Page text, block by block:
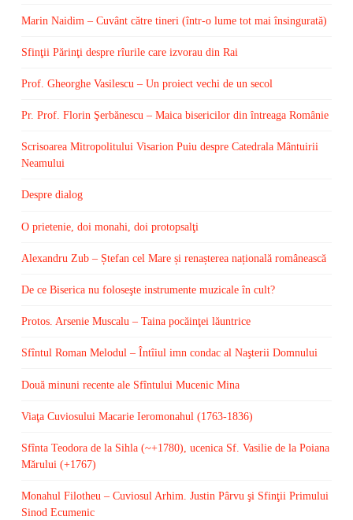
Marin Naidim – Cuvânt către tineri (într-o lume tot mai însingurată)
Sfinţii Părinţi despre rîurile care izvorau din Rai
Prof. Gheorghe Vasilescu – Un proiect vechi de un secol
Pr. Prof. Florin Şerbănescu – Maica bisericilor din întreaga Românie
Scrisoarea Mitropolitului Visarion Puiu despre Catedrala Mântuirii
Neamului
Despre dialog
O prietenie, doi monahi, doi protopsalţi
Alexandru Zub – Ștefan cel Mare și renașterea națională românească
De ce Biserica nu foloseşte instrumente muzicale în cult?
Protos. Arsenie Muscalu – Taina pocăinţei lăuntrice
Sfîntul Roman Melodul – Întîiul imn condac al Naşterii Domnului
Două minuni recente ale Sfîntului Mucenic Mina
Viaţa Cuviosului Macarie Ieromonahul (1763-1836)
Sfînta Teodora de la Sihla (~+1780), ucenica Sf. Vasilie de la Poiana
Mărului (+1767)
Monahul Filotheu – Cuviosul Arhim. Justin Pârvu şi Sfinţii Primului
Sinod Ecumenic